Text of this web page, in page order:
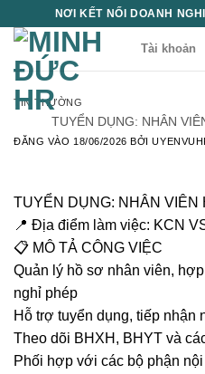
qua
dung
NƠI KẾT NỐI DOANH
Tài khoản
TIN THƯỜNG
TUYỂN DỤNG: NHÂN
ĐĂNG VÀO 18/06/2026 BỞI
TUYỂN DỤNG: NHÂN
📍 Địa điểm làm việc: KCN
📋 MÔ TẢ CÔNG VIỆC
Quản lý hồ sơ nhân viên,
nghỉ phép
Hỗ trợ tuyển dụng, tiếp nhận
Theo dõi BHXH, BHYT và
Phối hợp với các bộ phận